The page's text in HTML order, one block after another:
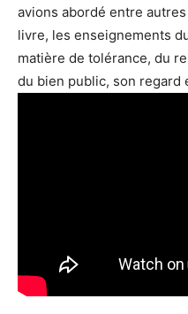
avions abordé entre
livre, les enseignements
matière de tolérance, du
du bien public, son